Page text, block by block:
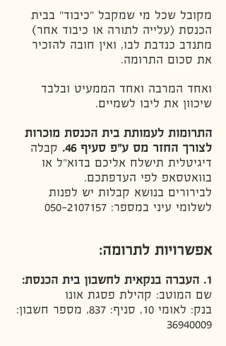
מקובל שכל מי שמקבל "כיבוד" בבית
הכנסת (עלייה לתורה או כיבוד אחר)
מתנדב כנדבת לבו, ואין חובה להזכיר
את סכום התרומה.
ואחד המרבה ואחד הממעיט ובלבד
שיכוון את ליבו לשמיים.
התרומות לעמותת בית הכנסת מוכרות
לצורך החזר מס ע"פ סעיף 46.
קבלה
דיגיטלית תישלח אליכם בדוא"ל או
בוואטסאפ לפי העדפתכם.
לבירורים בנושא קבלות יש לפנות
לשלומי עיני במספר: 050-2107157
אפשרויות לתרומה:
1. העברה בנקאית לחשבון בית הכנסת:
שם המוטב: קהילת פסגת אונו
בנק: לאומי 10,
סניף: 837, מספר חשבון:
36940009